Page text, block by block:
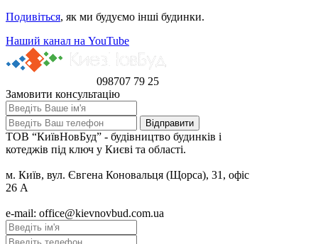
Подивіться, як ми будуємо інші будинки.
Наший канал на YouTube
098707 79 25
Замовити консультацію
ТОВ “КиївНовБуд” - будівництво будинків і
котеджів під ключ у Києві та області.
м. Київ, вул. Євгена Коновальця (Щорса), 31, офіс
26 А
e-mail: office@kievnovbud.com.ua